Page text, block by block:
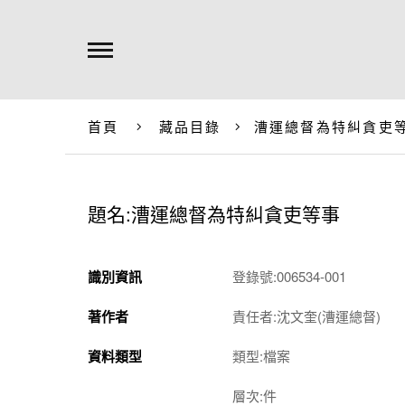
首頁 藏品目錄 漕運總督為特糾貪吏
題名:漕運總督為特糾貪吏等事
識別資訊 登錄號:006534-001
著作者 責任者:沈文奎(漕運總督)
資料類型 類型:檔案
層次:件